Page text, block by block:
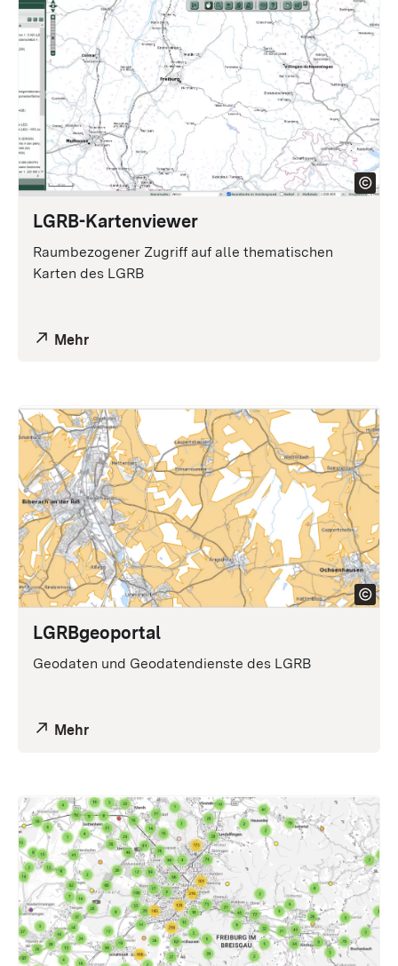
LGRB-Kartenviewer
Raumbezogener Zugriff auf alle thematischen
Karten des LGRB
Mehr
LGRBgeoportal
Geodaten und Geodatendienste des LGRB
Mehr